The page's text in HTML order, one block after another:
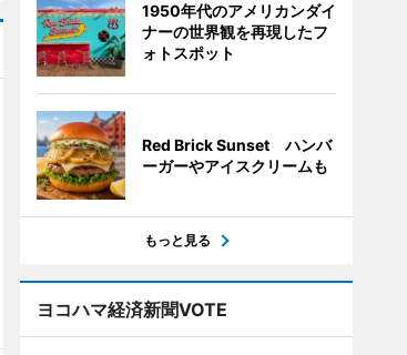
1950年代のアメリカンダイ
ナーの世界観を再現したフ
ォトスポット
Red Brick Sunset ハンバ
ーガーやアイスクリームも
もっと見る
ヨコハマ経済新聞VOTE